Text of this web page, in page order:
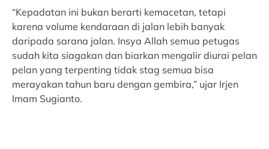
“Kepadatan ini bukan berarti kemacetan, tetapi
karena volume kendaraan di jalan lebih banyak
daripada sarana jalan. Insya Allah semua petugas
sudah kita siagakan dan biarkan mengalir diurai pelan
pelan yang terpenting tidak stag semua bisa
merayakan tahun baru dengan gembira,” ujar Irjen
Imam Sugianto.